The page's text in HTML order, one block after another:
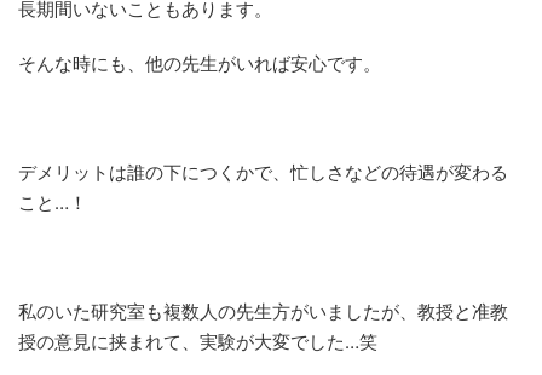
長期間いないこともあります。
そんな時にも、他の先生がいれば安心です。
デメリットは誰の下につくかで、忙しさなどの待遇が変わる
こと…！
私のいた研究室も複数人の先生方がいましたが、教授と准教
授の意見に挟まれて、実験が大変でした…笑